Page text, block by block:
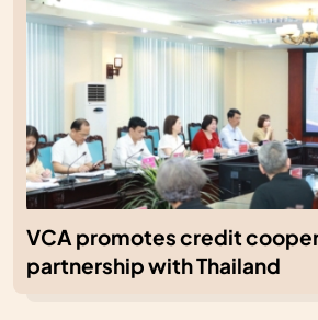
VCA promotes credit
partnership with Thailand